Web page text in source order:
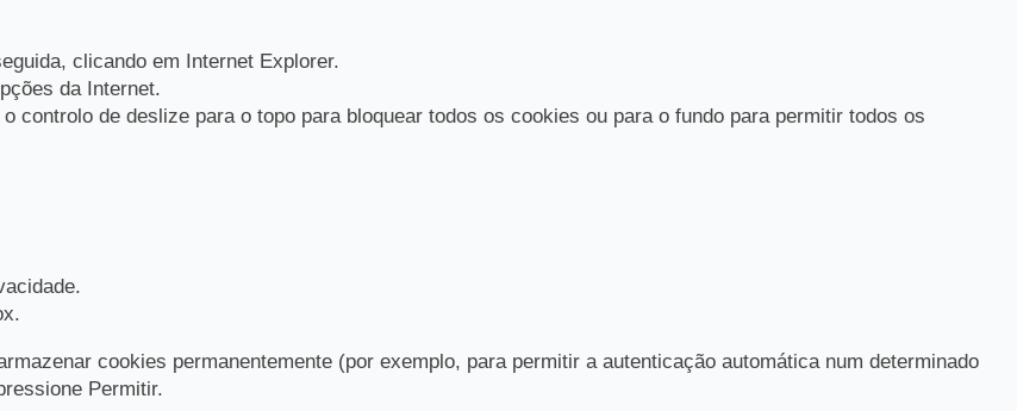
clicando em Internet Explorer.
da Internet.
controlo de deslize para o topo para bloquear todos os cookies ou para o fundo para permitir todos os
cookies permanentemente (por exemplo, para permitir a autenticação automática num determinado
Permitir.